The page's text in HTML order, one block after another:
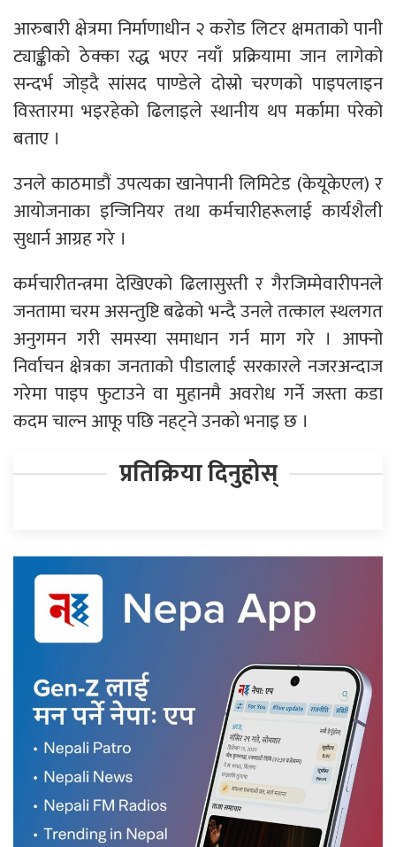
आरुबारी क्षेत्रमा निर्माणाधीन २ करोड लिटर क्षमताको पानी
ट्याङ्कीको ठेक्का रद्ध भएर नयाँ प्रक्रियामा जान लागेको
सन्दर्भ जोड्दै सांसद पाण्डेले दोस्रो चरणको पाइपलाइन
विस्तारमा भइरहेको ढिलाइले स्थानीय थप मर्कामा परेको
बताए ।
उनले काठमाडौं उपत्यका खानेपानी लिमिटेड (केयूकेएल) र
आयोजनाका इन्जिनियर तथा कर्मचारीहरूलाई कार्यशैली
सुधार्न आग्रह गरे ।
कर्मचारीतन्त्रमा देखिएको ढिलासुस्ती र गैरजिम्मेवारीपनले
जनतामा चरम असन्तुष्टि बढेको भन्दै उनले तत्काल स्थलगत
अनुगमन गरी समस्या समाधान गर्न माग गरे । आफ्नो
निर्वाचन क्षेत्रका जनताको पीडालाई सरकारले नजरअन्दाज
गरेमा पाइप फुटाउने वा मुहानमै अवरोध गर्ने जस्ता कडा
कदम चाल्न आफू पछि नहट्ने उनकाे भनाइ छ ।
प्रतिक्रिया दिनुहोस्